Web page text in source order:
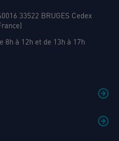
33522 BRUGES Cedex
8h à 12h et de 13h à 17h